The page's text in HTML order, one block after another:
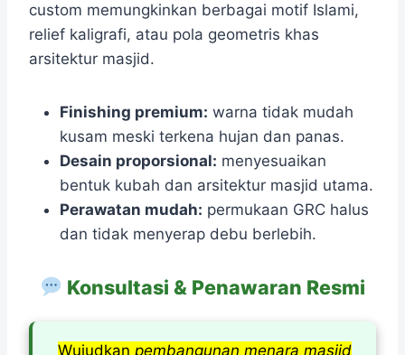
custom memungkinkan berbagai motif Islami,
relief kaligrafi, atau pola geometris khas
arsitektur masjid.
Finishing premium: warna tidak mudah
kusam meski terkena hujan dan panas.
Desain proporsional: menyesuaikan
bentuk kubah dan arsitektur masjid utama.
Perawatan mudah: permukaan GRC halus
dan tidak menyerap debu berlebih.
Konsultasi & Penawaran Resmi
Wujudkan pembangunan menara masjid